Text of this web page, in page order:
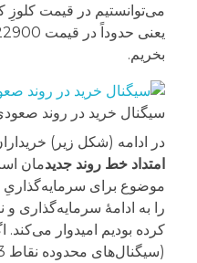
بخریم.
سیگنال خرید در روند
در ادامه (شکل زیر) خریداران
امتداد خط روند جدیدمان
موضوع برای سرمایه‌گذاریِ
را به ادامۀ سرمایه‌گذاری
کرده بودیم امیدوار